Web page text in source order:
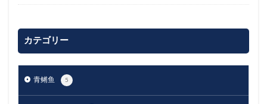
カテゴリー
青鳉鱼 5